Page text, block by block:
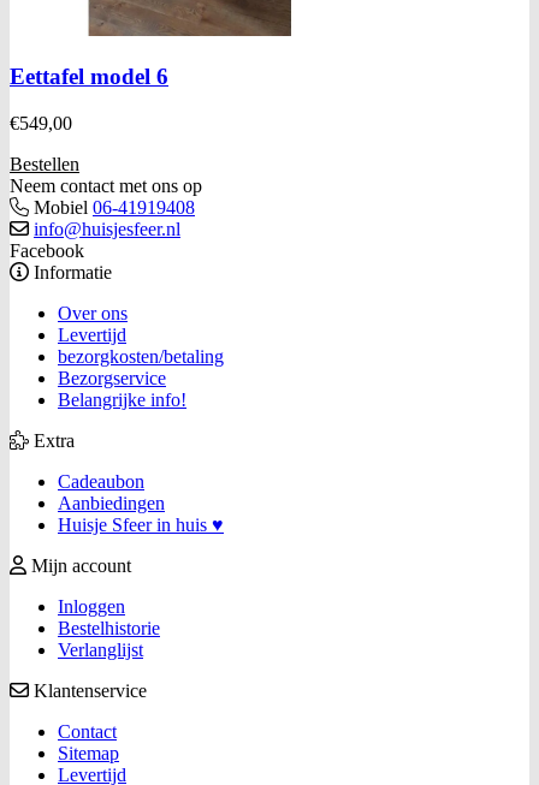
Eettafel model 6
€549,00
Bestellen
Neem contact met ons op
Mobiel 06-41919408
info@huisjesfeer.nl
Facebook
Informatie
Over ons
Levertijd
bezorgkosten/betaling
Bezorgservice
Belangrijke info!
Extra
Cadeaubon
Aanbiedingen
Huisje Sfeer in huis ♥
Mijn account
Inloggen
Bestelhistorie
Verlanglijst
Klantenservice
Contact
Sitemap
Levertijd